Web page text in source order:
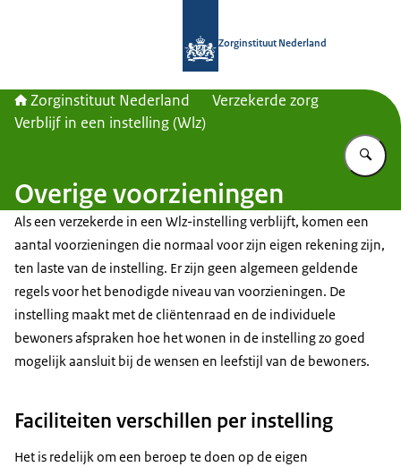
Zorginstituut Nederland
Zorginstituut Nederland
Verzekerde zorg
Verblijf in een instelling (Wlz)
Overige voorzieningen
Als een verzekerde in een Wlz-instelling verblijft, komen een
aantal voorzieningen die normaal voor zijn eigen rekening zijn,
ten laste van de instelling. Er zijn geen algemeen geldende
regels voor het benodigde niveau van voorzieningen. De
instelling maakt met de cliëntenraad en de individuele
bewoners afspraken hoe het wonen in de instelling zo goed
mogelijk aansluit bij de wensen en leefstijl van de bewoners.
Faciliteiten verschillen per instelling
Het is redelijk om een beroep te doen op de eigen